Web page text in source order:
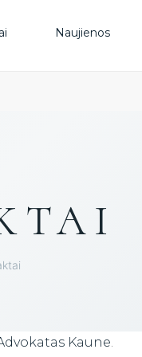
Naujienos
DUK
Kaune.